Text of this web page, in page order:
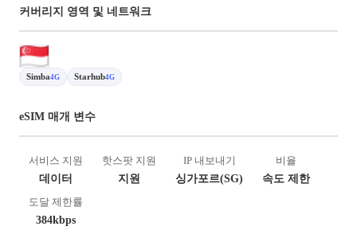
커버리지 영역 및 네트워크
Simba4G Starhub4G
eSIM 매개 변수
서비스 지원
데이터
핫스팟 지원
지원
IP 내보내기
싱가포르(SG)
비율
속도 제한
도달 제한률
384kbps